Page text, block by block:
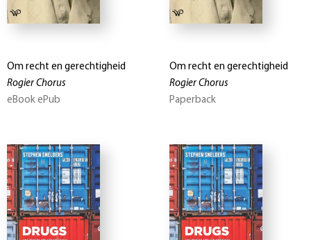
Om recht en gerechtigheid
Rogier Chorus
eBook ePub
Om recht en gerechtigheid
Rogier Chorus
Paperback